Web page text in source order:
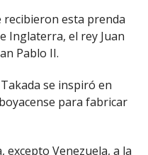
recibieron esta prenda
Inglaterra, el rey Juan
Pablo II.
se inspiró en
para fabricar
excepto Venezuela, a la